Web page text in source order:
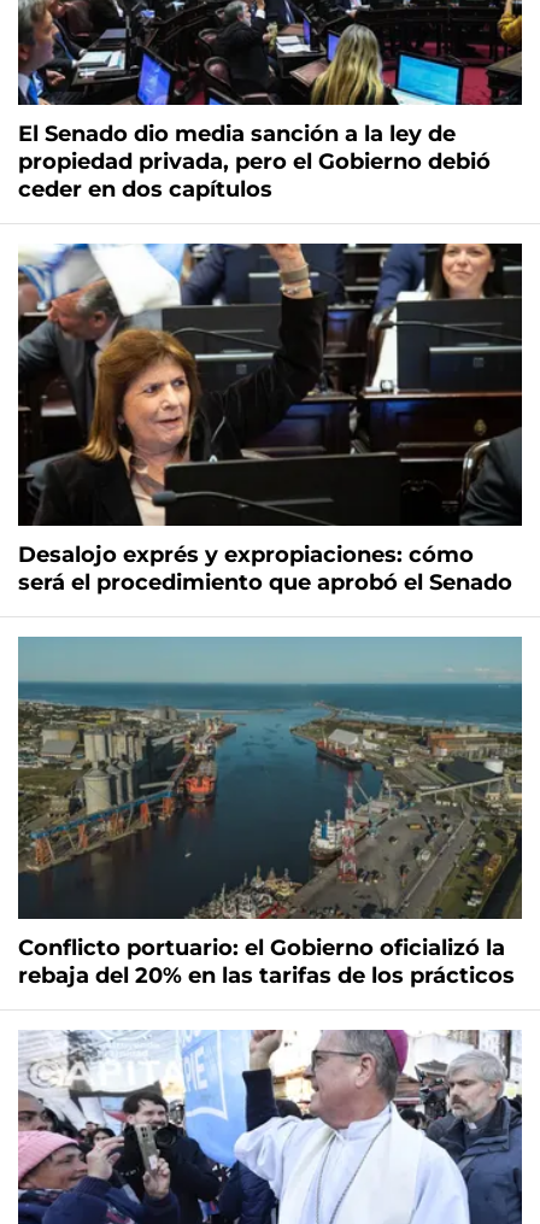
El Senado dio media sanción a la ley de
propiedad privada, pero el Gobierno debió
ceder en dos capítulos
Desalojo exprés y expropiaciones: cómo
será el procedimiento que aprobó el Senado
Conflicto portuario: el Gobierno oficializó la
rebaja del 20% en las tarifas de los prácticos